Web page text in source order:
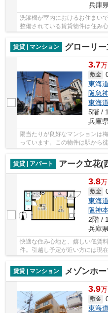
兵庫
洗濯機が室内におけるお住まい
整備されている賃貸物件は住み
掃除も快適な物件となっていま
賃貸 | マンション
グローリ
3.7万
敷金
東海
阪急
東海
5階 /
兵庫
陽当たりが良好なマンションは
っています。この物件は駅から
賃貸 | アパート
アーク立花(
3.8万
敷金
東海
阪神
2階 /
兵庫
快適な住み心地と、嬉しい低賃
件。引越し予定が近い方には現
賃貸 | マンション
メゾンホ
3.9万
敷金
東海